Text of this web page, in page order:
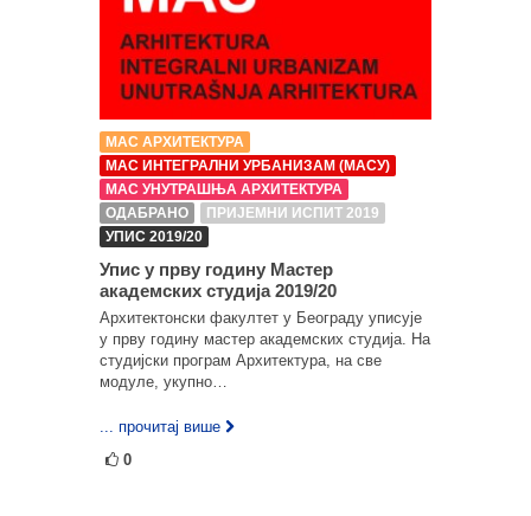
МАС АРХИТЕКТУРА
МАС ИНТЕГРАЛНИ УРБАНИЗАМ (МАСУ)
МАС УНУТРАШЊА АРХИТЕКТУРА
ОДАБРАНО
ПРИЈЕМНИ ИСПИТ 2019
УПИС 2019/20
Упис у прву годину Мастер
академских студија 2019/20
Архитектонски факултет у Београду уписује
у прву годину мастер академских студија. На
студијски програм Архитектура, на све
модуле, укупно…
... прочитај више
0